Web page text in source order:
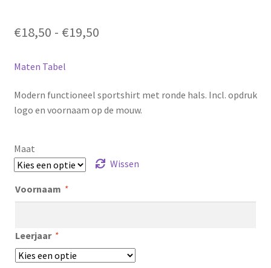
€18,50 - €19,50Prijsklasse:
Maten Tabel
Modern functioneel sportshirt met ronde hals. Incl. opdruk
logo en voornaam op de mouw.
Maat
Wissen
Voornaam *
Leerjaar *